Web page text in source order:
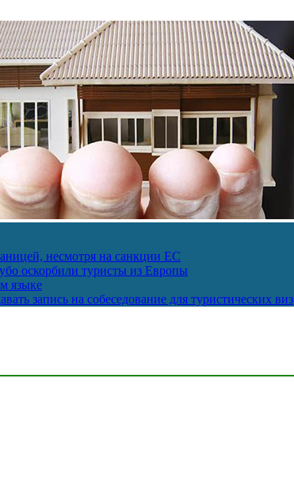
несмотря на санкции ЕС
оскорбили туристы из Европы
языке
запись на собеседование для туристических виз